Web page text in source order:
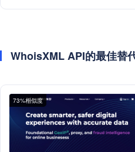
WhoisXML API的最佳替
73%相似度